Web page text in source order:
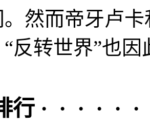
然而帝牙卢
反转世界”也
行 · · · · · ·